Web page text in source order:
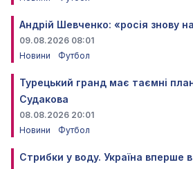
Андрій Шевченко: «росія знову
09.08.2026 08:01
Новини
Футбол
Турецький гранд має таємні
Судакова
08.08.2026 20:01
Новини
Футбол
Стрибки у воду. Україна вперше в